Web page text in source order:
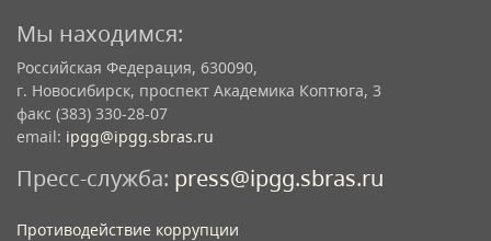
Мы находимся:
Российская Федерация, 630090,
г. Новосибирск, проспект Академика Коптюга, 3
факс (383) 330-28-07
email: ipgg@ipgg.sbras.ru
Пресс-служба: press@ipgg.sbras.ru
Противодействие коррупции